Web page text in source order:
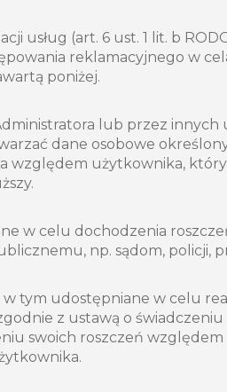
usług (art. 6 ust. 1 lit. b
reklamacyjnego w
poniżej.
lub przez
dane osobowe
względem użytkownika,
w celu dochodzenia
np. sądom, policji,
tym udostępniane w celu
z ustawą o
swoich roszczeń